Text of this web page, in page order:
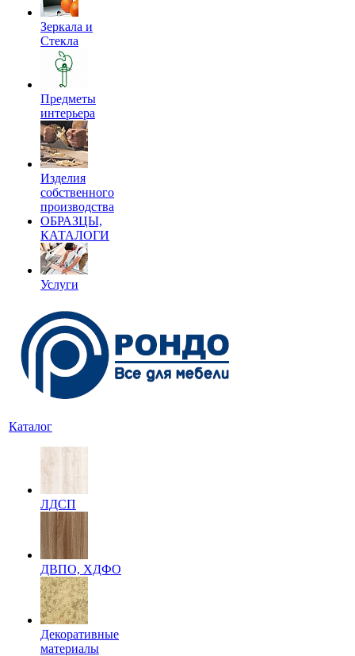
Зеркала и
Стекла
Предметы
интерьера
Изделия
собственного
производства
ОБРАЗЦЫ,
КАТАЛОГИ
Услуги
Каталог
ЛДСП
ДВПО, ХДФО
Декоративные
материалы